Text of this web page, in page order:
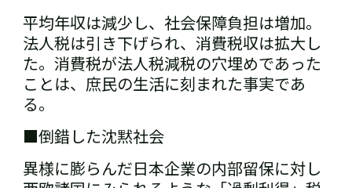
平均年収は減少し、社会保障負担は増加。
法人税は引き下げられ、消費税収は拡大し
た。消費税が法人税減税の穴埋めであった
ことは、庶民の生活に刻まれた事実であ
る。
■倒錯した沈黙社会
異様に膨らんだ日本企業の内部留保に対し